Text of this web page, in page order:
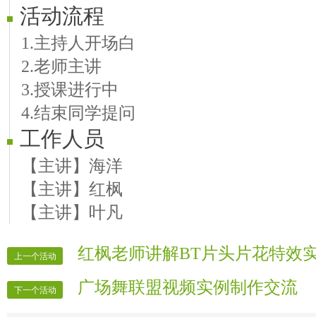
活动流程
1.主持人开场白
2.老师主讲
3.授课进行中
4.结束同学提问
工作人员
【主讲】海洋
【主讲】红枫
【主讲】叶凡
上一个活动 红枫老师讲解BT片头片花特效
下一个活动 广场舞联盟视频实例制作交流